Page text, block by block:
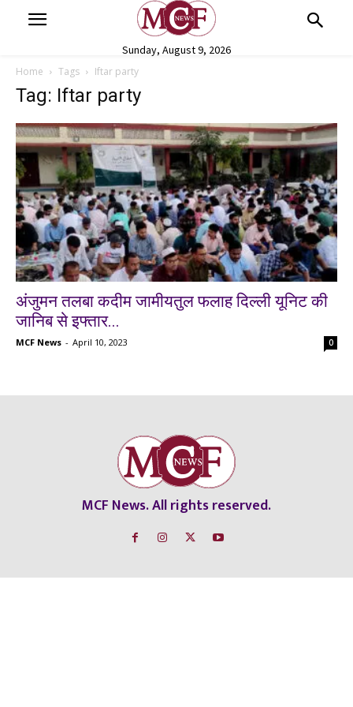
Sunday, August 9, 2026
Home Tags Iftar party
Tag: Iftar party
अंजुमन तलबा कदीम जामीयतुल फलाह दिल्ली यूनिट की
जानिब से इफ्तार...
MCF News - April 10, 2023 0
MCF News. All rights reserved.